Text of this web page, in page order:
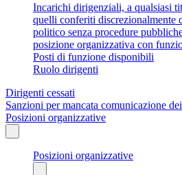
Incarichi dirigenziali, a qualsiasi
quelli conferiti discrezionalmente
politico senza procedure
posizione organizzativa con
Posti di funzione disponibili
Ruolo dirigenti
Dirigenti cessati
Sanzioni per mancata comunicazione
Posizioni organizzative
Posizioni organizzative